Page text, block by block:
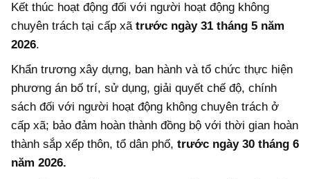
Kết thúc hoạt động đối với người hoạt động không
chuyên trách tại cấp xã trước ngày 31 tháng 5 năm
2026.
Khẩn trương xây dựng, ban hành và tổ chức thực hiện
phương án bố trí, sử dụng, giải quyết chế độ, chính
sách đối với người hoạt động không chuyên trách ở
cấp xã; bảo đảm hoàn thành đồng bộ với thời gian hoàn
thành sắp xếp thôn, tổ dân phố, trước ngày 30 tháng 6
năm 2026.